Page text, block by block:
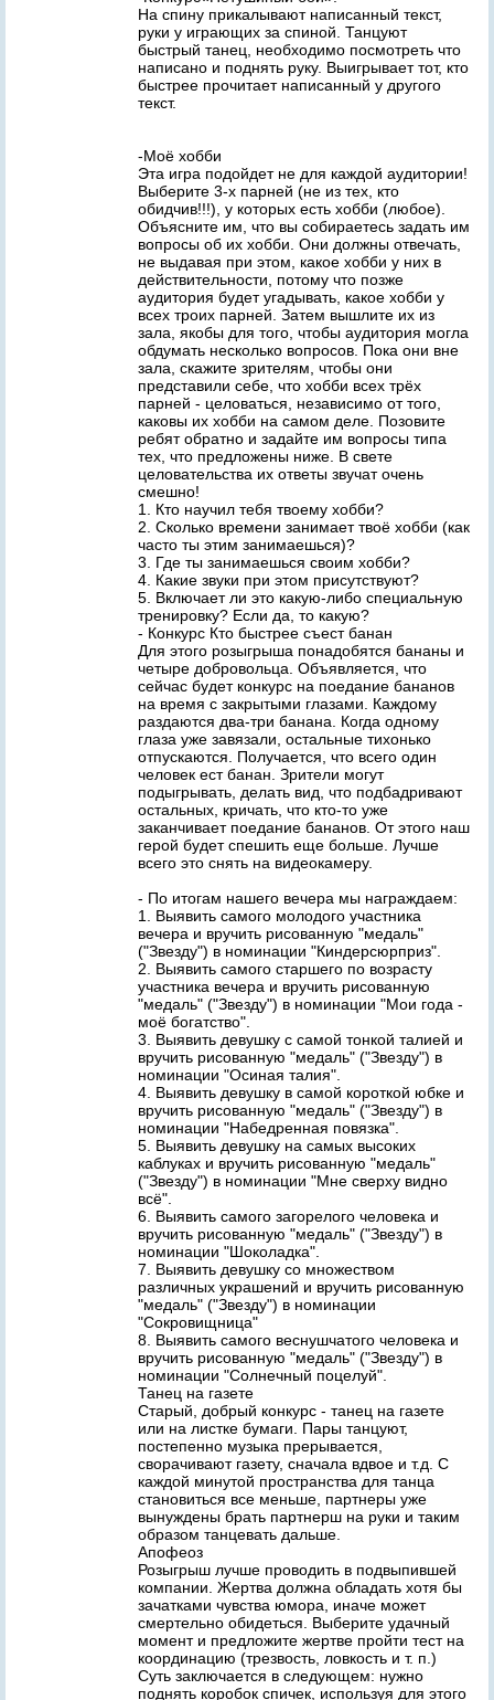
На спину прикалывают написанный текст,
руки у играющих за спиной. Танцуют
быстрый танец, необходимо посмотреть что
написано и поднять руку. Выигрывает тот, кто
быстрее прочитает написанный у другого
текст.
-Моё хобби
Эта игра подойдет не для каждой аудитории!
Выберите 3-х парней (не из тех, кто
обидчив!!!), у которых есть хобби (любое).
Объясните им, что вы собираетесь задать им
вопросы об их хобби. Они должны отвечать,
не выдавая при этом, какое хобби у них в
действительности, потому что позже
аудитория будет угадывать, какое хобби у
всех троих парней. Затем вышлите их из
зала, якобы для того, чтобы аудитория могла
обдумать несколько вопросов. Пока они вне
зала, скажите зрителям, чтобы они
представили себе, что хобби всех трёх
парней - целоваться, независимо от того,
каковы их хобби на самом деле. Позовите
ребят обратно и задайте им вопросы типа
тех, что предложены ниже. В свете
целовательства их ответы звучат очень
смешно!
1. Кто научил тебя твоему хобби?
2. Сколько времени занимает твоё хобби (как
часто ты этим занимаешься)?
3. Где ты занимаешься своим хобби?
4. Какие звуки при этом присутствуют?
5. Включает ли это какую-либо специальную
тренировку? Если да, то какую?
- Конкурс Кто быстрее съест банан
Для этого розыгрыша понадобятся бананы и
четыре добровольца. Объявляется, что
сейчас будет конкурс на поедание бананов
на время с закрытыми глазами. Каждому
раздаются два-три банана. Когда одному
глаза уже завязали, остальные тихонько
отпускаются. Получается, что всего один
человек ест банан. Зрители могут
подыгрывать, делать вид, что подбадривают
остальных, кричать, что кто-то уже
заканчивает поедание бананов. От этого наш
герой будет спешить еще больше. Лучше
всего это снять на видеокамеру.
- По итогам нашего вечера мы награждаем:
1. Выявить самого молодого участника
вечера и вручить рисованную "медаль"
("Звезду") в номинации "Киндерсюрприз".
2. Выявить самого старшего по возрасту
участника вечера и вручить рисованную
"медаль" ("Звезду") в номинации "Мои года -
моё богатство".
3. Выявить девушку с самой тонкой талией и
вручить рисованную "медаль" ("Звезду") в
номинации "Осиная талия".
4. Выявить девушку в самой короткой юбке и
вручить рисованную "медаль" ("Звезду") в
номинации "Набедренная повязка".
5. Выявить девушку на самых высоких
каблуках и вручить рисованную "медаль"
("Звезду") в номинации "Мне сверху видно
всё".
6. Выявить самого загорелого человека и
вручить рисованную "медаль" ("Звезду") в
номинации "Шоколадка".
7. Выявить девушку со множеством
различных украшений и вручить рисованную
"медаль" ("Звезду") в номинации
"Сокровищница"
8. Выявить самого веснушчатого человека и
вручить рисованную "медаль" ("Звезду") в
номинации "Солнечный поцелуй".
Танец на газете
Старый, добрый конкурс - танец на газете
или на листке бумаги. Пары танцуют,
постепенно музыка прерывается,
сворачивают газету, сначала вдвое и т.д. С
каждой минутой пространства для танца
становиться все меньше, партнеры уже
вынуждены брать партнерш на руки и таким
образом танцевать дальше.
Апофеоз
Розыгрыш лучше проводить в подвыпившей
компании. Жертва должна обладать хотя бы
зачатками чувства юмора, иначе может
смертельно обидеться. Выберите удачный
момент и предложите жертве пройти тест на
координацию (трезвость, ловкость и т. п.)
Суть заключается в следующем: нужно
поднять коробок спичек, используя для этого